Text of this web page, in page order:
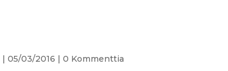
|05/03/2016 |0 Kommenttia